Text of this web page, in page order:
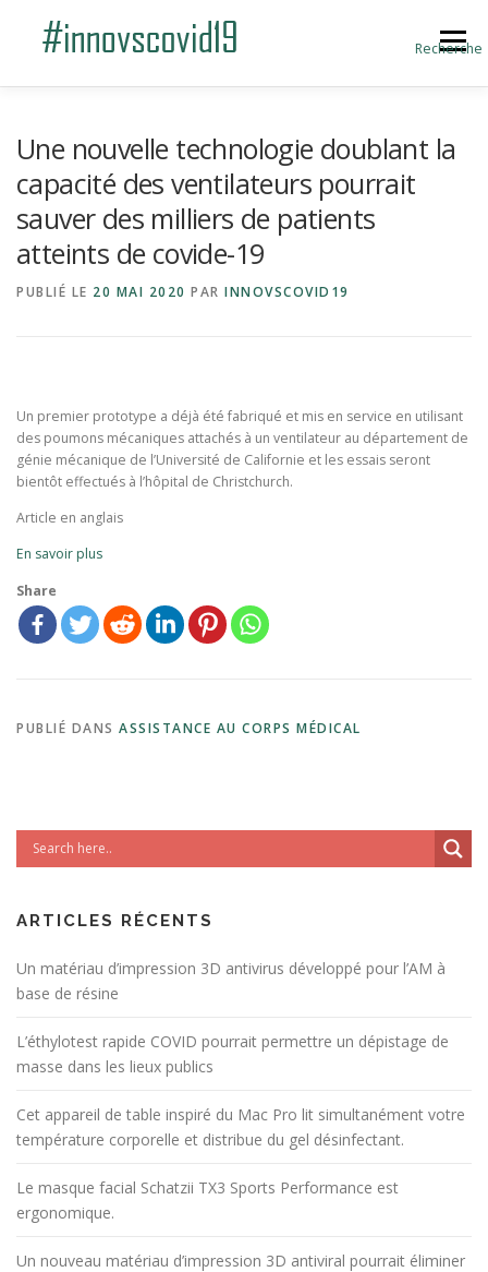
Recherche
Menu
SOUMETTRE UNE INNOVATION
Une nouvelle technologie doublant la
capacité des ventilateurs pourrait
sauver des milliers de patients
atteints de covide-19
PUBLIÉ LE 20 MAI 2020 PAR INNOVSCOVID19
Un premier prototype a déjà été fabriqué et mis en service en utilisant
des poumons mécaniques attachés à un ventilateur au département de
génie mécanique de l’Université de Californie et les essais seront
bientôt effectués à l’hôpital de Christchurch.
Article en anglais
En savoir plus
Share
PUBLIÉ DANS ASSISTANCE AU CORPS MÉDICAL
ARTICLES RÉCENTS
Un matériau d’impression 3D antivirus développé pour l’AM à
base de résine
L’éthylotest rapide COVID pourrait permettre un dépistage de
masse dans les lieux publics
Cet appareil de table inspiré du Mac Pro lit simultanément votre
température corporelle et distribue du gel désinfectant.
Le masque facial Schatzii TX3 Sports Performance est
ergonomique.
Un nouveau matériau d’impression 3D antiviral pourrait éliminer